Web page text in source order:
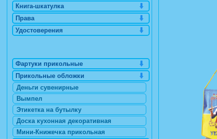
Книга-шкатулка
Права
Удостоверения
Фартуки прикольные
Прикольные обложки
Деньги сувенирные
Вымпел
Этикетка на бутылку
Доска кухонная декоративная
Мини-Книжечка прикольная